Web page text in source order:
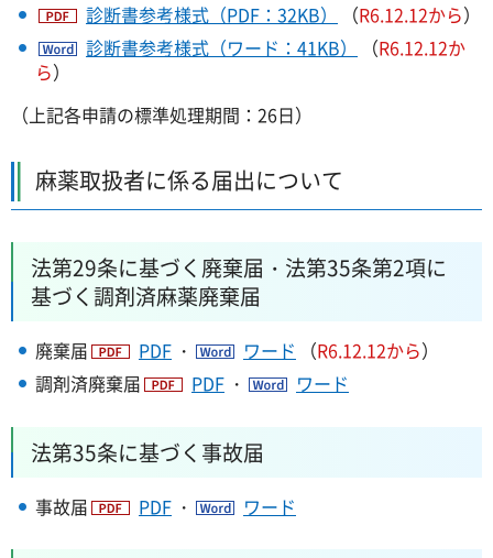
診断書参考様式（PDF：32KB）
（R6.12.12から）
診断書参考様式（ワード：41KB）
（R6.12.12か
ら）
（上記各申請の標準処理期間：26日）
麻薬取扱者に係る届出について
法第29条に基づく廃棄届・法第35条第2項に
基づく調剤済麻薬廃棄届
廃棄届 PDF ・ ワード （R6.12.12から）
調剤済廃棄届
PDF ・ ワード
法第35条に基づく事故届
事故届 PDF ・ ワード